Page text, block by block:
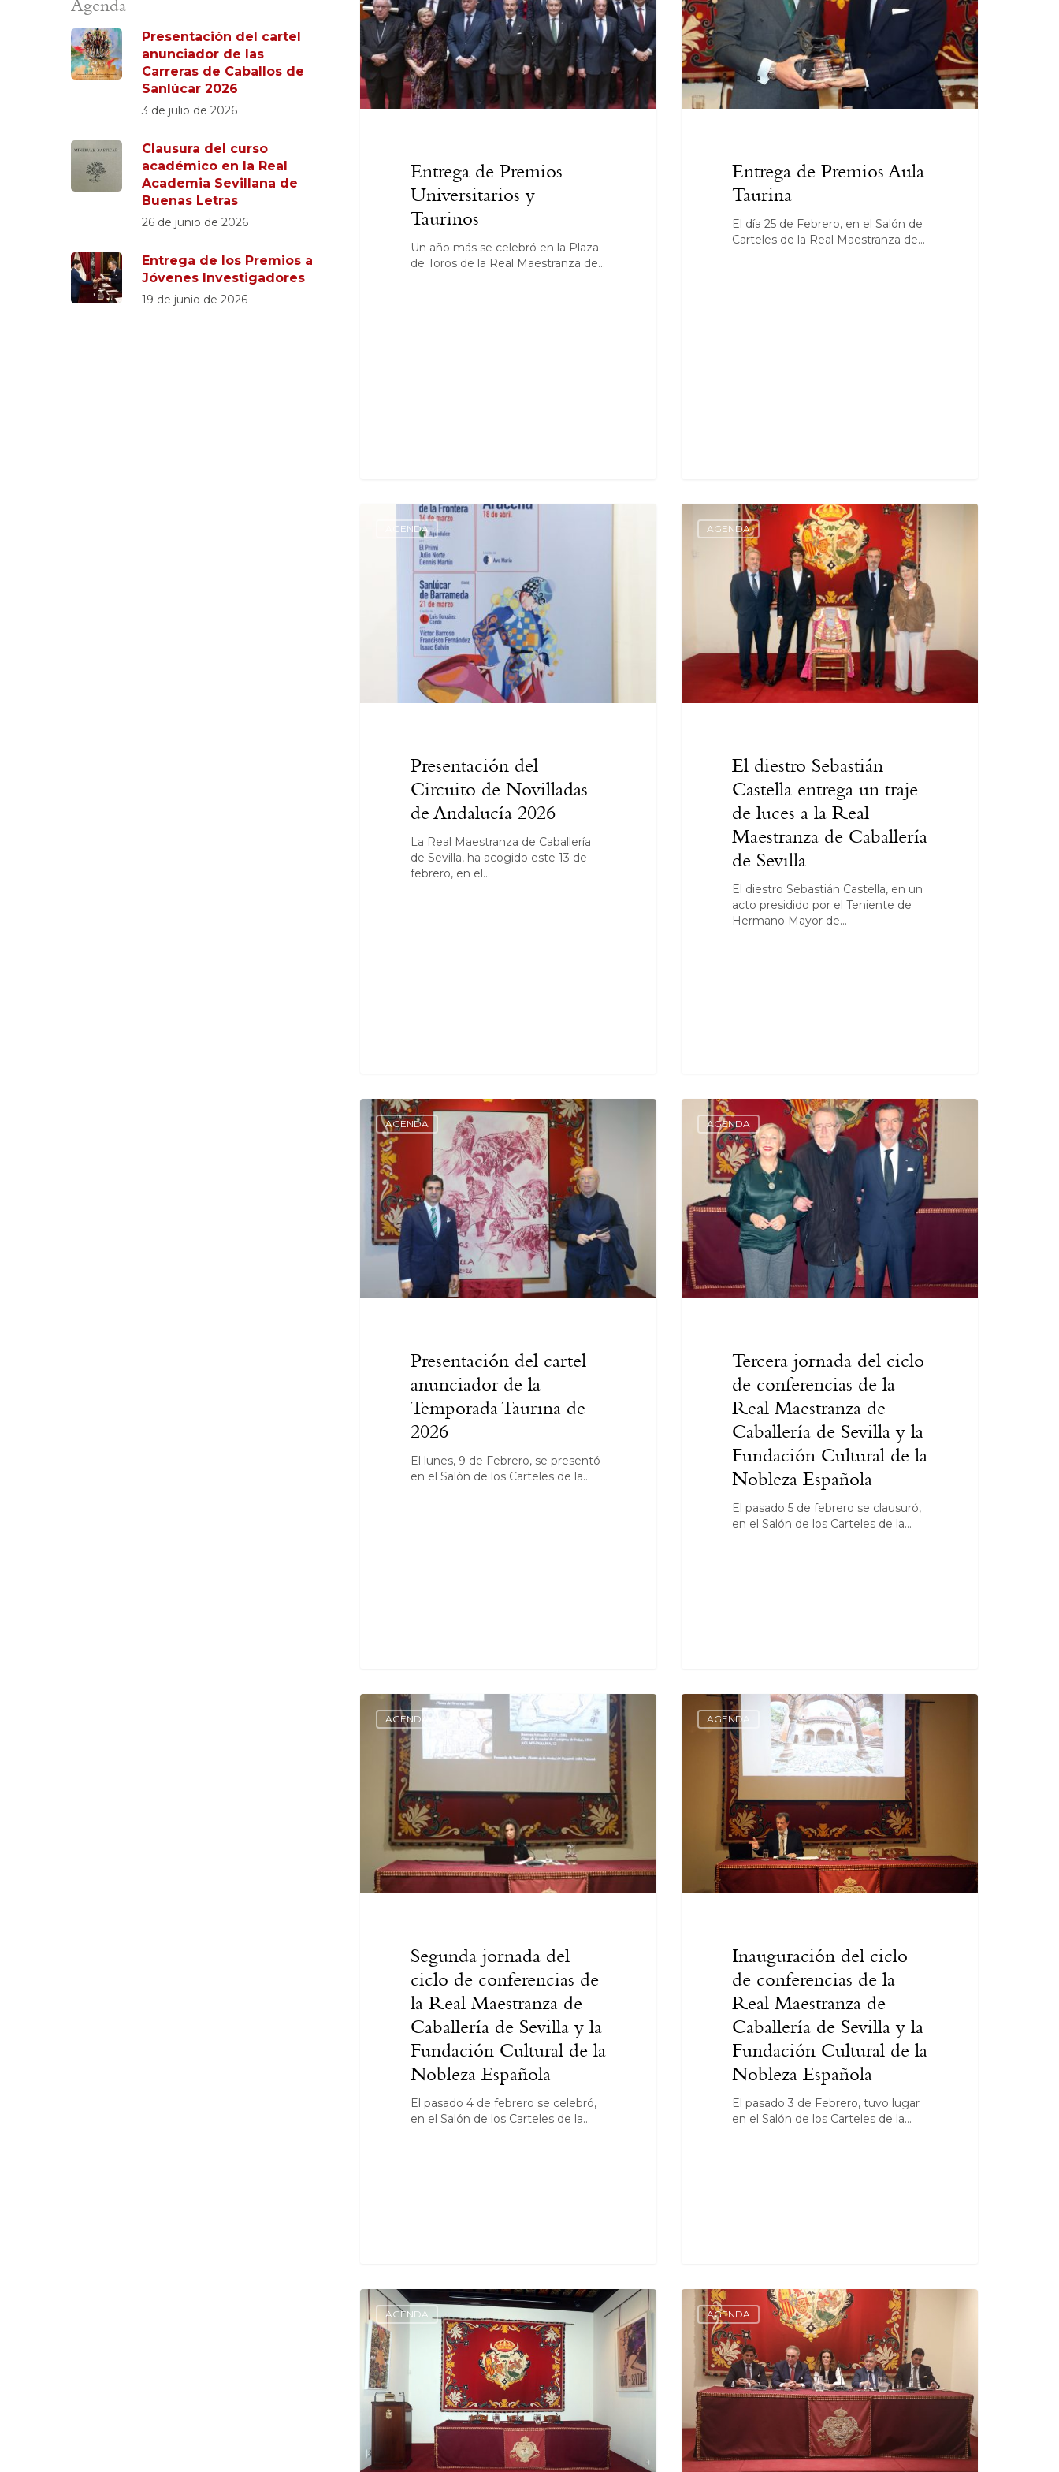
Entrega de Premios
Universitarios y
Taurinos
Un año más se celebró en la Plaza
de Toros de la Real Maestranza de…
Entrega de Premios Aula
Taurina
El día 25 de Febrero, en el Salón de
Carteles de la Real Maestranza de…
AGENDA
Presentación del
Circuito de Novilladas
de Andalucía 2026
La Real Maestranza de Caballería
de Sevilla, ha acogido este 13 de
febrero, en el…
AGENDA
El diestro Sebastián
Castella entrega un traje
de luces a la Real
Maestranza de Caballería
de Sevilla
El diestro Sebastián Castella, en un
acto presidido por el Teniente de
Hermano Mayor de…
AGENDA
Presentación del cartel
anunciador de la
Temporada Taurina de
2026
El lunes, 9 de Febrero, se presentó
en el Salón de los Carteles de la…
AGENDA
Tercera jornada del ciclo
de conferencias de la
Real Maestranza de
Caballería de Sevilla y la
Fundación Cultural de la
Nobleza Española
El pasado 5 de febrero se clausuró,
en el Salón de los Carteles de la…
AGENDA
Segunda jornada del
ciclo de conferencias de
la Real Maestranza de
Caballería de Sevilla y la
Fundación Cultural de la
Nobleza Española
El pasado 4 de febrero se celebró,
en el Salón de los Carteles de la…
AGENDA
Inauguración del ciclo
de conferencias de la
Real Maestranza de
Caballería de Sevilla y la
Fundación Cultural de la
Nobleza Española
El pasado 3 de Febrero, tuvo lugar
en el Salón de los Carteles de la…
AGENDA AGENDA
Agenda
Presentación del cartel
anunciador de las
Carreras de Caballos de
Sanlúcar 2026
3 de julio de 2026
Clausura del curso
académico en la Real
Academia Sevillana de
Buenas Letras
26 de junio de 2026
Entrega de los Premios a
Jóvenes Investigadores
19 de junio de 2026